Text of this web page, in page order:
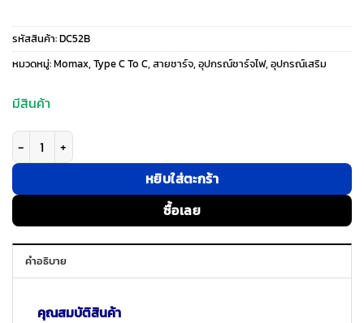
price
was:
price
is:
รหัสสินค้า:DC52B
หมวดหมู่:Momax, Type C To C, สายชาร์จ, อุปกรณ์ชาร์จไฟ, อุปกรณ์เสริม
มีสินค้า
จำนวน Momax สายชาร์จ รุ่น Mag.Link ชาร์จไว PD QC 3.0 100W USB-C
หยิบใส่ตะกร้า
ซื้อเลย
คำอธิบาย
คุณสมบัติสินค้า